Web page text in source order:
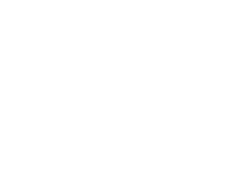
excessive. La surface devrait être
et leurs insertions de carbure. Si
manque une partie ou si elles
Les glissières des rails, à
d’entretien de mi-saison. Ce que
. S’il
moment de les remplacer. La